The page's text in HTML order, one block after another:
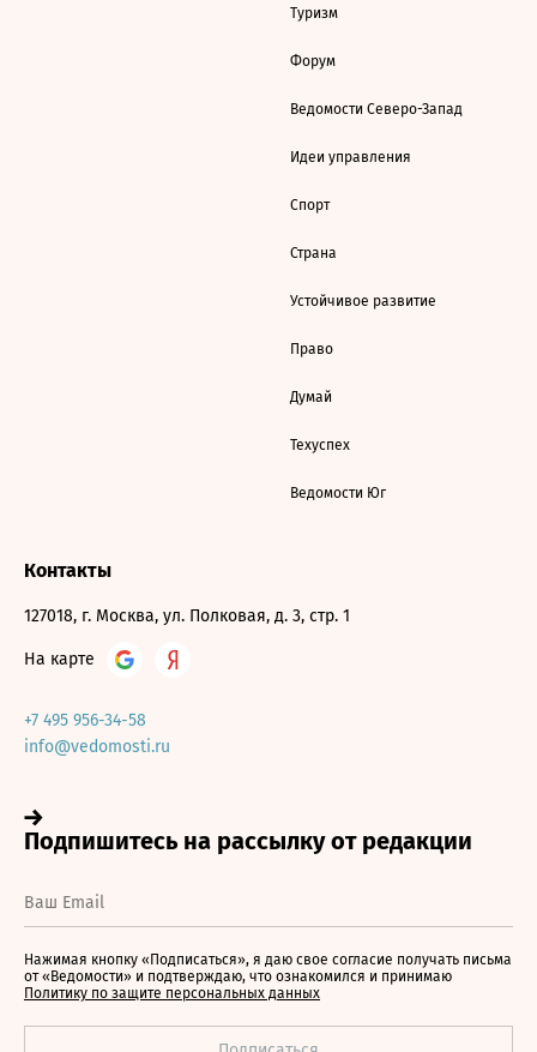
Туризм
Форум
Ведомости Северо-Запад
Идеи управления
Спорт
Страна
Устойчивое развитие
Право
Думай
Техуспех
Ведомости Юг
Контакты
127018, г. Москва, ул. Полковая, д. 3, стр. 1
На карте
+7 495 956-34-58
info@vedomosti.ru
Нажимая кнопку «Подписаться», я даю свое согласие получать письма
от «Ведомости» и подтверждаю, что ознакомился и принимаю
Политику по защите персональных данных